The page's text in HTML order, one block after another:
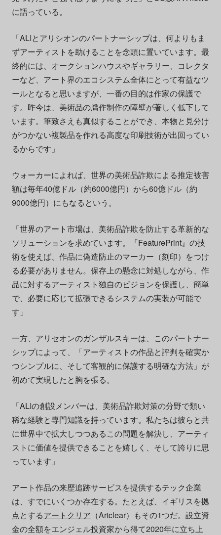
に語っている。
「ALIとアリシオンのパートナーシップは、何よりもま
ずアーティストを助けることを念頭に置いています。最
終的には、オークションハウスやギャラリー、コレクタ
ーなど、アート界のエコシステム全体にとって有益なツ
ールとなると思いますが、一番の目的は作家の保護で
す。昨今は、美術品の贋作制作の障壁が著しく低下して
います。筆致さえも真似することができ、本物と見分け
がつかない複製品を作れる高度な印刷技術が出回ってい
るからです」
ウォーカーによれば、世界の美術品詐欺による推定被害
額は毎年40億ドル（約6000億円）から60億ドル（約
9000億円）にもなるという。
「世界のアート市場は、美術品詐欺を防止する革新的な
ソリューションを求めています。『FeaturePrint』の技
術を使えば、作品に偽造防止のマーカー（刻印）をつけ
る必要がありません。保存上の懸念に対処しながら、作
品に対するアーティスト独自のビジョンを保護し、簡単
で、必要に応じて拡張できるシステムの実装が可能で
す」
一方、アリセオンのガンザルスキーは、このパートナー
シップによって、「アーティストの作品と評判を確実か
つシンプルに、そして客観的に保護する明確な方法」が
初めて実現したと胸を張る。
「ALIの創設メンバーは、美術品詐欺対策の分野で類い
稀な経験と専門知識を持っています。私たちは彼らと共
に世界中で拡大しつつあるこの問題を解決し、アーティ
ストに価値を提供できることを嬉しく、そして誇りに思
っています」
アート作品の来歴追跡サービスを提供するテック企業
は、すでにいくつか存在する。たとえば、イギリスを拠
点とするアートクリア （Artclear）もその1つだ。設立資
金の全額をエンジェル投資家から得て2020年に立ち上